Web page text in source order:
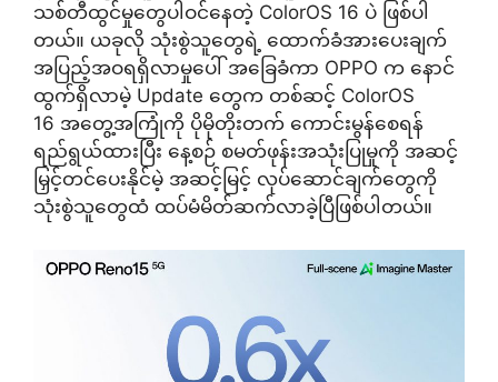
သစ်တီထွင်မှုတွေပါဝင်နေတဲ့ ColorOS 16 ပဲ ဖြစ်ပါ
တယ်။ ယခုလို သုံးစွဲသူတွေရဲ့ ထောက်ခံအားပေးချက်
အပြည့်အဝရရှိလာမှုပေါ် အခြေခံကာ OPPO က နောင်
ထွက်ရှိလာမဲ့ Update တွေက တစ်ဆင့် ColorOS
16 အတွေ့အကြုံကို ပိုမိုတိုးတက် ကောင်းမွန်စေရန်
ရည်ရွယ်ထားပြီး နေ့စဉ် စမတ်ဖုန်းအသုံးပြုမှုကို အဆင့်
မြှင့်တင်ပေးနိုင်မဲ့ အဆင့်မြင့် လုပ်ဆောင်ချက်တွေကို
သုံးစွဲသူတွေထံ ထပ်မံမိတ်ဆက်လာခဲ့ပြီဖြစ်ပါတယ်။